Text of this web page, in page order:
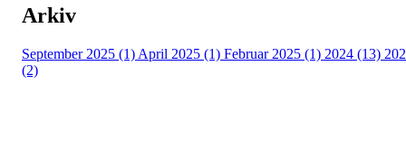
Arkiv
September 2025 (1) April 2025 (1) Februar 2025 (1) 2024 (13)
(2)